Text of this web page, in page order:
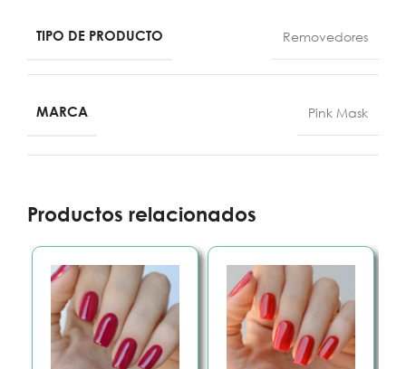
TIPO DE PRODUCTO Removedores
MARCA Pink Mask
Productos relacionados